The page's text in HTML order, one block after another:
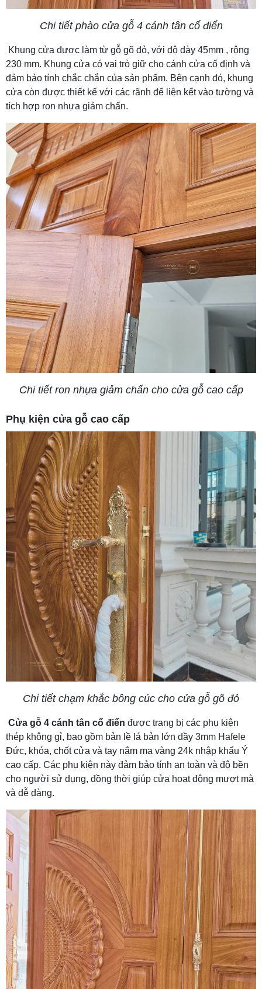
Chi tiết phào cửa gỗ 4 cánh tân cổ điển
Khung cửa được làm từ gỗ gõ đỏ, với độ dày 45mm , rộng
230 mm. Khung cửa có vai trò giữ cho cánh cửa cố định và
đảm bảo tính chắc chắn của sản phẩm. Bên cạnh đó, khung
cửa còn được thiết kế với các rãnh để liên kết vào tường và
tích hợp ron nhựa giảm chấn.
Chi tiết ron nhựa giảm chấn cho cửa gỗ cao cấp
Phụ kiện cửa gỗ cao cấp
Chi tiết chạm khắc bông cúc cho cửa gỗ gõ đỏ
Cửa gỗ 4 cánh tân cổ điển được trang bị các phụ kiện
thép không gỉ, bao gồm bản lề lá bản lớn dầy 3mm Hafele
Đức, khóa, chốt cửa và tay nắm mạ vàng 24k nhập khẩu Ý
cao cấp. Các phụ kiện này đảm bảo tính an toàn và độ bền
cho người sử dụng, đồng thời giúp cửa hoạt động mượt mà
và dễ dàng.